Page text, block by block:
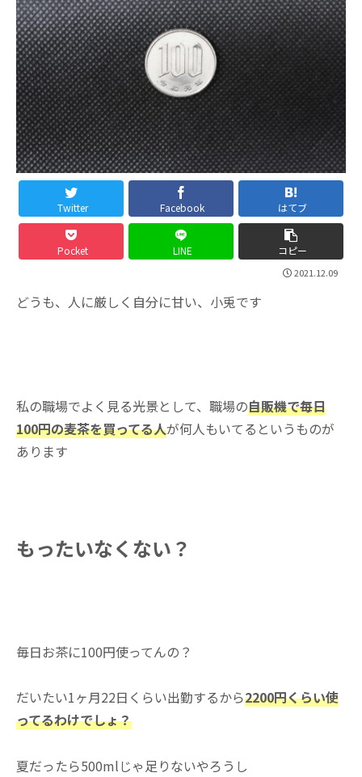
Twitter Facebook はてブ
Pocket LINE コピー
2021.12.09
どうも、人に厳しく自分に甘い、小兎です
私の職場でよく見る光景として、職場の自販機で毎日
100円の麦茶を買ってる人が何人もいてるというものが
あります
もったいなくない？
毎日お茶に100円使ってんの？
だいたい1ヶ月22日くらい出勤するから2200円くらい使
ってるわけでしょ？
夏だったら500mlじゃ足りないやろうし